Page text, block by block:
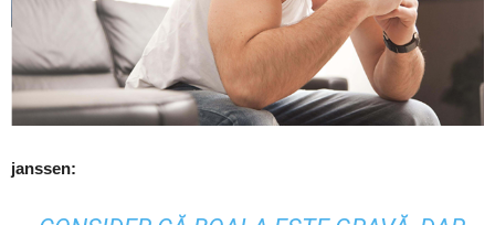
janssen: